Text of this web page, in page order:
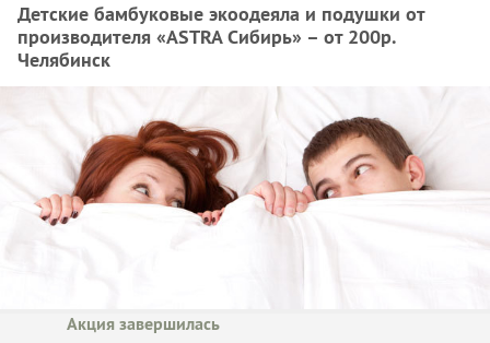
Детские бамбуковые экоодеяла и подушки от
производителя «ASTRA Сибирь» – от 200р.
Челябинск
Акция завершилась